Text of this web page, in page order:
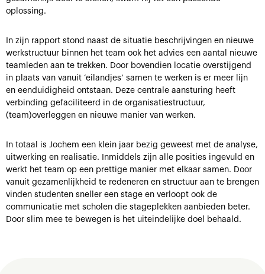
oplossing.
In zijn rapport stond naast de situatie beschrijvingen en nieuwe
werkstructuur binnen het team ook het advies een aantal nieuwe
teamleden aan te trekken. Door bovendien locatie overstijgend
in plaats van vanuit ‘eilandjes’ samen te werken is er meer lijn
en eenduidigheid ontstaan. Deze centrale aansturing heeft
verbinding gefaciliteerd in de organisatiestructuur,
(team)overleggen en nieuwe manier van werken.
In totaal is Jochem een klein jaar bezig geweest met de analyse,
uitwerking en realisatie. Inmiddels zijn alle posities ingevuld en
werkt het team op een prettige manier met elkaar samen. Door
vanuit gezamenlijkheid te redeneren en structuur aan te brengen
vinden studenten sneller een stage en verloopt ook de
communicatie met scholen die stageplekken aanbieden beter.
Door slim mee te bewegen is het uiteindelijke doel behaald.